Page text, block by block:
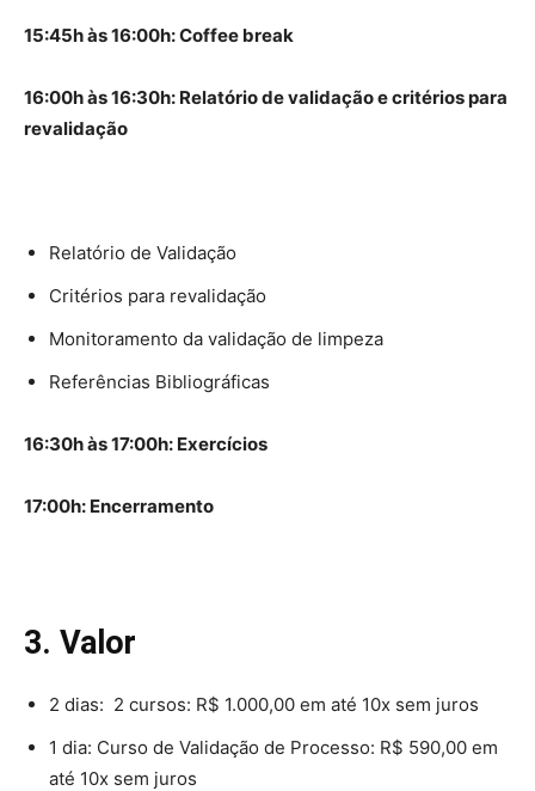
15:45h às 16:00h: Coffee break
16:00h às 16:30h: Relatório de validação e critérios para
revalidação
Relatório de Validação
Critérios para revalidação
Monitoramento da validação de limpeza
Referências Bibliográficas
16:30h às 17:00h: Exercícios
17:00h: Encerramento
3. Valor
2 dias: 2 cursos: R$ 1.000,00 em até 10x sem juros
1 dia: Curso de Validação de Processo: R$ 590,00 em
até 10x sem juros